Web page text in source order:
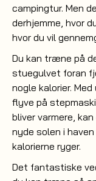
campingtur. Men
derhjemme, hvor
hvor du vil
Du kan træne på
stuegulvet foran
nogle kalorier.
flyve på
bliver varmere,
nyde solen i
kalorierne ryger.
Det fantastiske